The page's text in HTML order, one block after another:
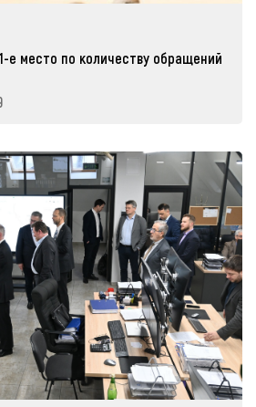
е место по количеству обращений